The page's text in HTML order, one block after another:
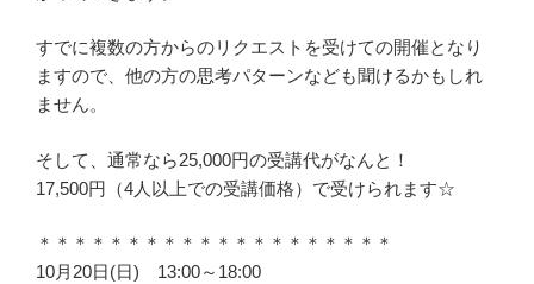
すでに複数の方からのリクエストを受けての開催となり
ますので、他の方の思考パターンなども聞けるかもしれ
ません。
そして、通常なら25,000円の受講代がなんと！
17,500円（4人以上での受講価格）で受けられます☆
＊＊＊＊＊＊＊＊＊＊＊＊＊＊＊＊＊＊＊＊
10月20日(日) 13:00～18:00